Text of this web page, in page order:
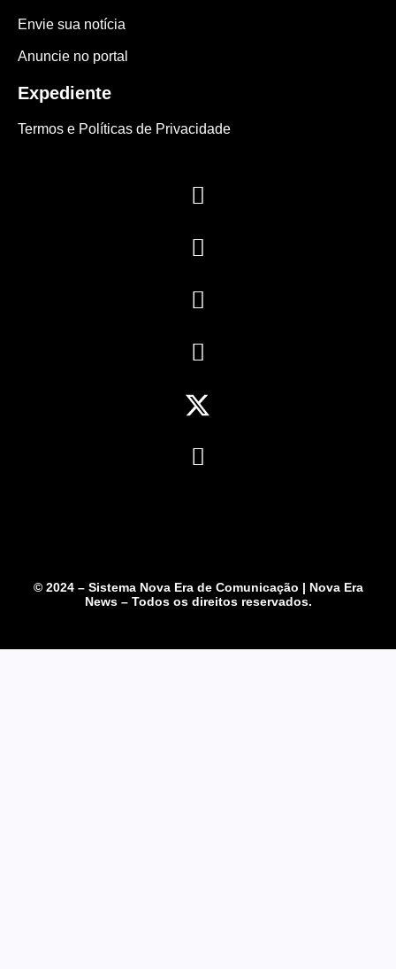
Envie sua notícia
Anuncie no portal
Expediente
Termos e Políticas de Privacidade
© 2024 – Sistema Nova Era de Comunicação | Nova Era
News – Todos os direitos reservados.